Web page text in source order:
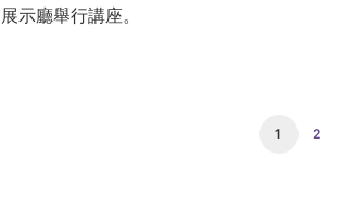
展示廳舉行講座。
1 2